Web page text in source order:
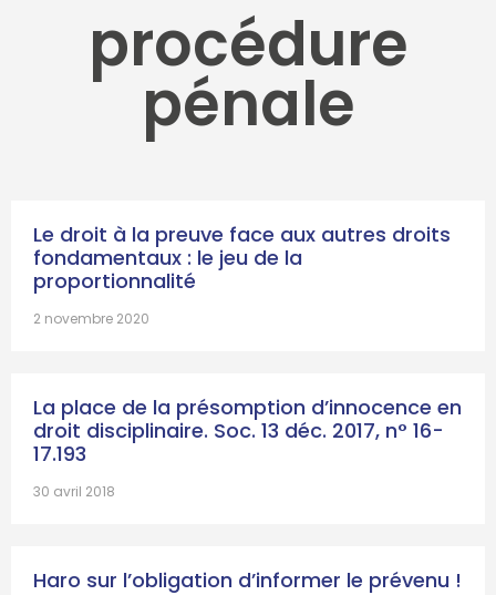
procédure
pénale
Le droit à la preuve face aux autres droits
fondamentaux : le jeu de la
proportionnalité
2 novembre 2020
La place de la présomption d’innocence en
droit disciplinaire. Soc. 13 déc. 2017, n° 16-
17.193
30 avril 2018
Haro sur l’obligation d’informer le prévenu !